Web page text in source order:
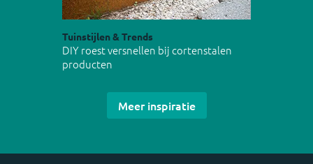
Tuinstijlen & Trends
DIY roest versnellen bij cortenstalen
producten
Meer inspiratie